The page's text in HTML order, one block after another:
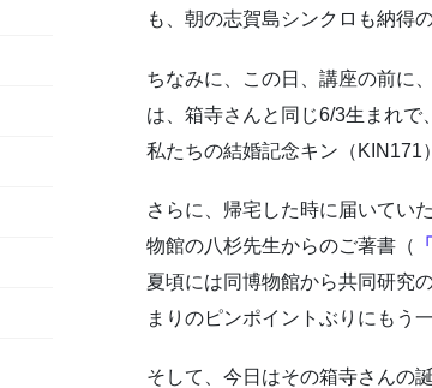
も、朝の志賀島シンクロも納得
ちなみに、この日、講座の前に
は、箱寺さんと同じ6/3生まれで
私たちの結婚記念キン（KIN171
さらに、帰宅した時に届いてい
物館の八杉先生からのご著書（
夏頃には同博物館から共同研究
まりのピンポイントぶりにもう
そして、今日はその箱寺さんの